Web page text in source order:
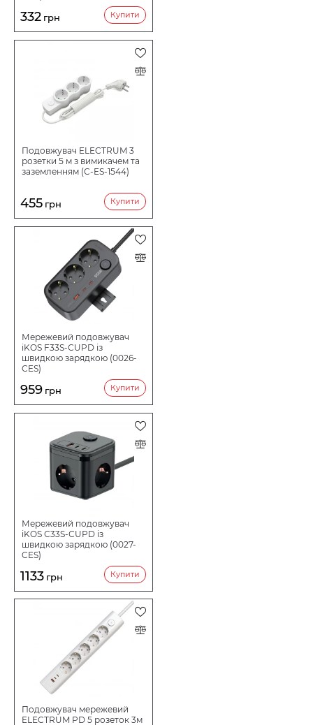
332 грн Купити
Подовжувач ELECTRUM 3
розетки 5 м з вимикачем та
заземленням (C-ES-1544)
455 грн Купити
Мережевий подовжувач
iKOS F33S-СUPD із
швидкою зарядкою (0026-
CES)
959 грн Купити
Мережевий подовжувач
iKOS С33S-СUPD із
швидкою зарядкою (0027-
CES)
1133 грн Купити
Подовжувач мережевий
ELECTRUM PD 5 розеток 3м